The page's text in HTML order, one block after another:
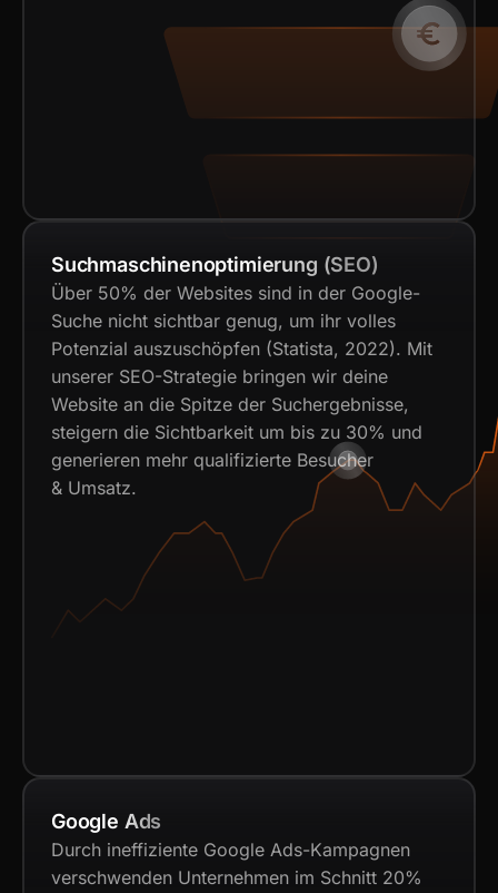
Suchmaschinenoptimierung (SEO)
Über 50% der Websites sind in der Google-
Suche nicht sichtbar genug, um ihr volles
Potenzial auszuschöpfen (Statista, 2022). Mit
unserer SEO-Strategie bringen wir deine
Website an die Spitze der Suchergebnisse,
steigern die Sichtbarkeit um bis zu 30% und
generieren mehr qualifizierte Besucher
& Umsatz.
Google Ads
Durch ineffiziente Google Ads-Kampagnen
verschwenden Unternehmen im Schnitt 20%